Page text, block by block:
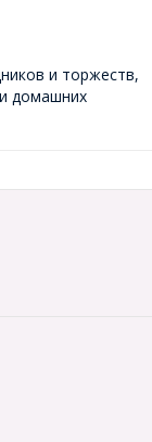
и торжеств,
домашних